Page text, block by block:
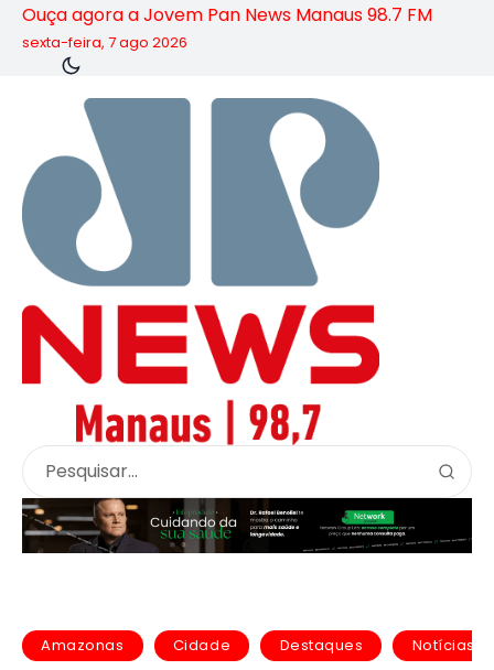
Ouça agora a Jovem Pan News Manaus 98.7 FM
sexta-feira, 7 ago 2026
Amazonas Cidade Destaques Notícias